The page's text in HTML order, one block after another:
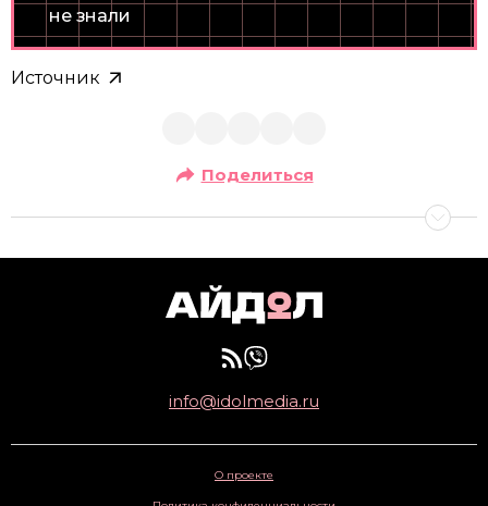
не знали
Источник
Поделиться
info@idolmedia.ru
О проекте